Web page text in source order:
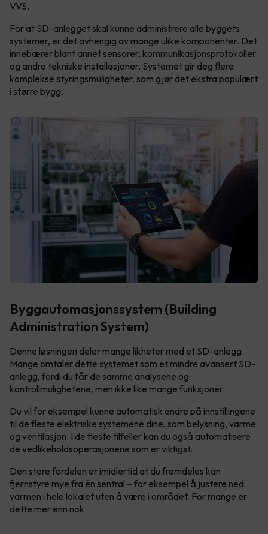
VVS.
For at SD-anlegget skal kunne administrere alle byggets
systemer, er det avhengig av mange ulike komponenter. Det
innebærer blant annet sensorer, kommunikasjonsprotokoller
og andre tekniske installasjoner. Systemet gir deg flere
komplekse styringsmuligheter, som gjør det ekstra populært
i større bygg.
Byggautomasjonssystem (Building
Administration System)
Denne løsningen deler mange likheter med et SD-anlegg.
Mange omtaler dette systemet som et mindre avansert SD-
anlegg, fordi du får de samme analysene og
kontrollmulighetene, men ikke like mange funksjoner.
Du vil for eksempel kunne automatisk endre på innstillingene
til de fleste elektriske systemene dine, som belysning, varme
og ventilasjon. I de fleste tilfeller kan du også automatisere
de vedlikeholdsoperasjonene som er viktigst.
Den store fordelen er imidlertid at du fremdeles kan
fjernstyre mye fra én sentral – for eksempel å justere ned
varmen i hele lokalet uten å være i området. For mange er
dette mer enn nok.